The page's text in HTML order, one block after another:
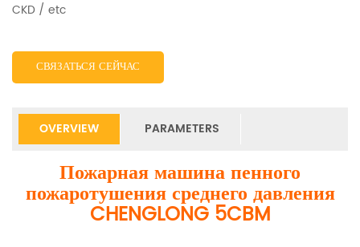
CKD / etc
СВЯЗАТЬСЯ СЕЙЧАС
OVERVIEW PARAMETERS
Пожарная машина пенного
пожаротушения среднего давления
CHENGLONG 5CBM